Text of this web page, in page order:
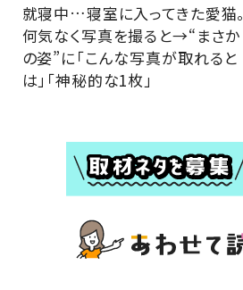
就寝中…寝室に入ってきた愛猫。
何気なく写真を撮ると→“まさか
の姿”に「こんな写真が取れると
は」「神秘的な1枚」